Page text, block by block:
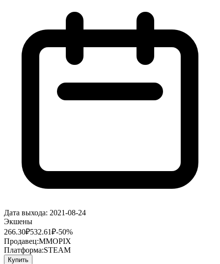
Дата выхода: 2021-08-24
Экшены
266.30₽532.61₽-50%
Продавец:MMOPIX
Платформа:STEAM
Купить